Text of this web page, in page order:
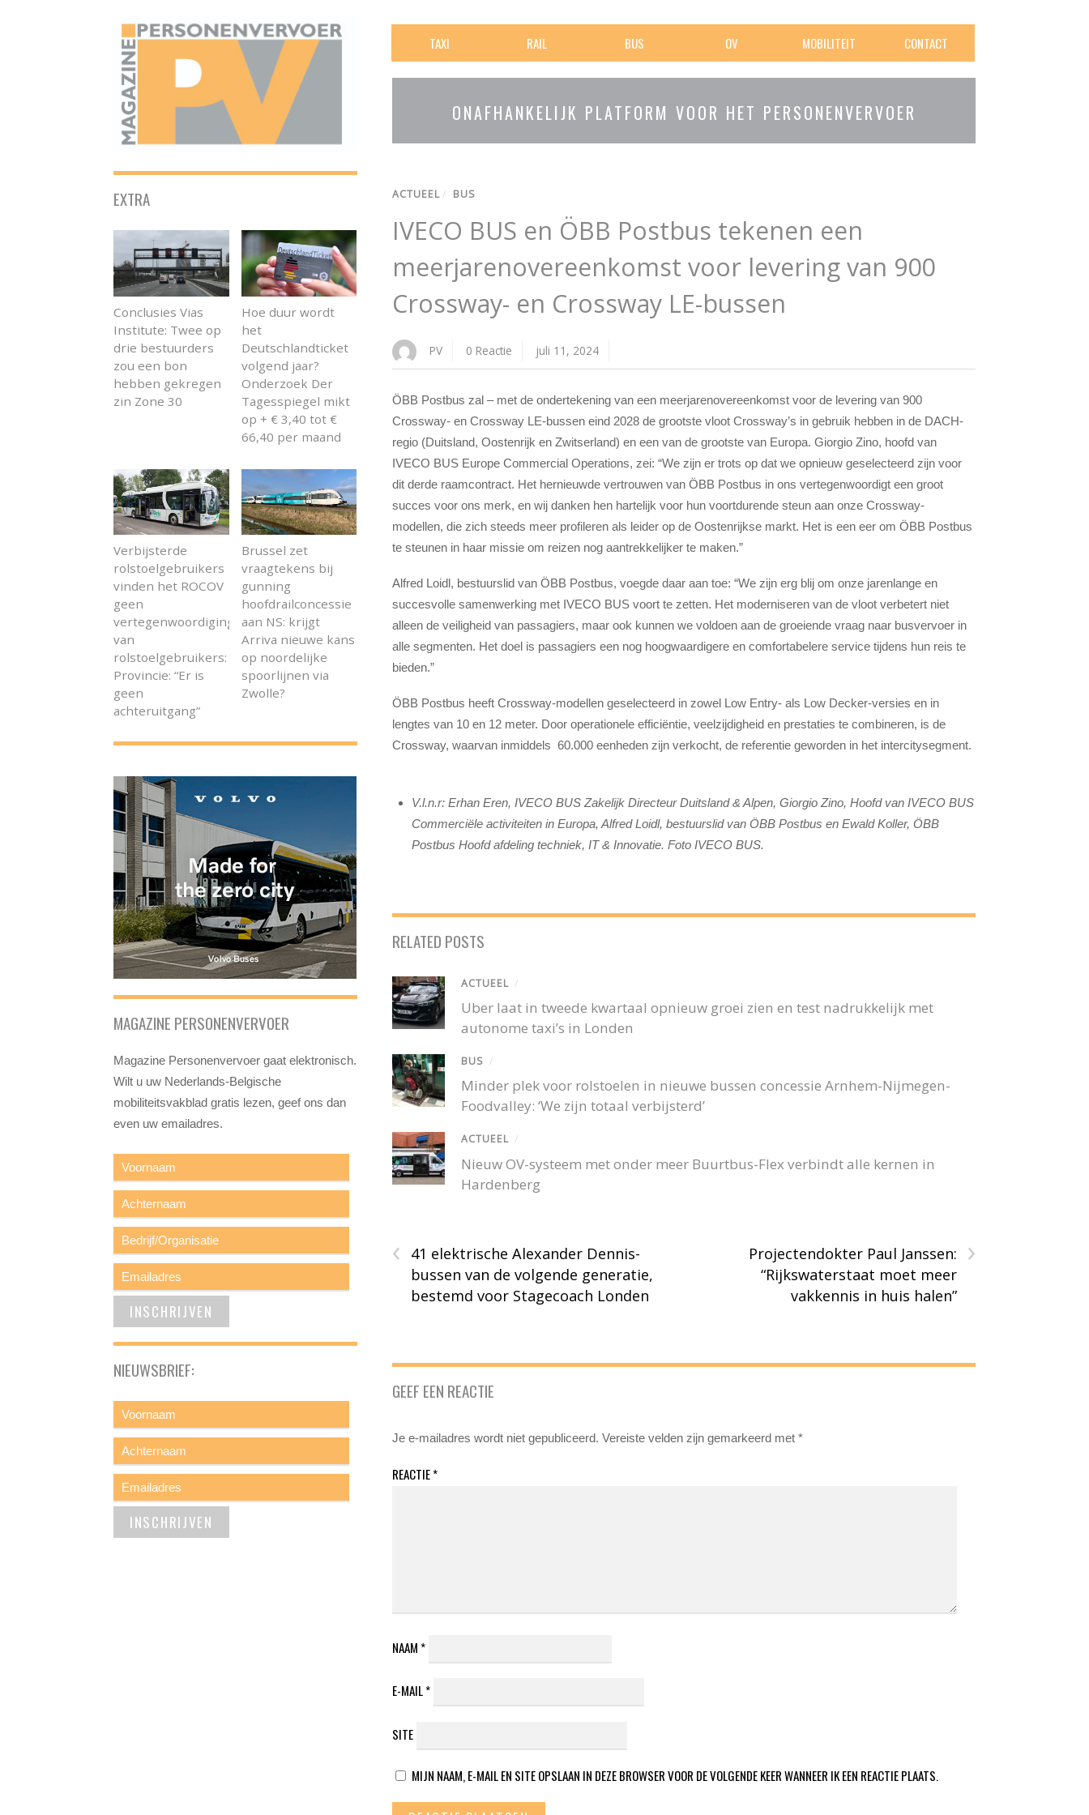
TAXI RAIL BUS OV MOBILITEIT CONTACT
ONAFHANKELIJK PLATFORM VOOR HET PERSONENVERVOER
ACTUEEL/ BUS
IVECO BUS en ÖBB Postbus tekenen een
meerjarenovereenkomst voor levering van 900
Crossway- en Crossway LE-bussen
PV 0 Reactie juli 11, 2024
ÖBB Postbus zal – met de ondertekening van een meerjarenovereenkomst voor de levering van 900
Crossway- en Crossway LE-bussen eind 2028 de grootste vloot Crossway’s in gebruik hebben in de DACH-
regio (Duitsland, Oostenrijk en Zwitserland) en een van de grootste van Europa. Giorgio Zino, hoofd van
IVECO BUS Europe Commercial Operations, zei: “We zijn er trots op dat we opnieuw geselecteerd zijn voor
dit derde raamcontract. Het hernieuwde vertrouwen van ÖBB Postbus in ons vertegenwoordigt een groot
succes voor ons merk, en wij danken hen hartelijk voor hun voortdurende steun aan onze Crossway-
modellen, die zich steeds meer profileren als leider op de Oostenrijkse markt. Het is een eer om ÖBB Postbus
te steunen in haar missie om reizen nog aantrekkelijker te maken.”
Alfred Loidl, bestuurslid van ÖBB Postbus, voegde daar aan toe: “We zijn erg blij om onze jarenlange en
succesvolle samenwerking met IVECO BUS voort te zetten. Het moderniseren van de vloot verbetert niet
alleen de veiligheid van passagiers, maar ook kunnen we voldoen aan de groeiende vraag naar busvervoer in
alle segmenten. Het doel is passagiers een nog hoogwaardigere en comfortabelere service tijdens hun reis te
bieden.”
ÖBB Postbus heeft Crossway-modellen geselecteerd in zowel Low Entry- als Low Decker-versies en in
lengtes van 10 en 12 meter. Door operationele efficiëntie, veelzijdigheid en prestaties te combineren, is de
Crossway, waarvan inmiddels 60.000 eenheden zijn verkocht, de referentie geworden in het intercitysegment.
V.l.n.r: Erhan Eren, IVECO BUS Zakelijk Directeur Duitsland & Alpen, Giorgio Zino, Hoofd van IVECO BUS
Commerciële activiteiten in Europa, Alfred Loidl, bestuurslid van ÖBB Postbus en Ewald Koller, ÖBB
Postbus Hoofd afdeling techniek, IT & Innovatie. Foto IVECO BUS.
RELATED POSTS
ACTUEEL /
Uber laat in tweede kwartaal opnieuw groei zien en test nadrukkelijk met
autonome taxi’s in Londen
BUS /
Minder plek voor rolstoelen in nieuwe bussen concessie Arnhem-Nijmegen-
Foodvalley: ‘We zijn totaal verbijsterd’
ACTUEEL /
Nieuw OV-systeem met onder meer Buurtbus-Flex verbindt alle kernen in
Hardenberg
‹
41 elektrische Alexander Dennis-
bussen van de volgende generatie,
bestemd voor Stagecoach Londen
›
Projectendokter Paul Janssen:
“Rijkswaterstaat moet meer
vakkennis in huis halen”
GEEF EEN REACTIE
Je e-mailadres wordt niet gepubliceerd. Vereiste velden zijn gemarkeerd met*
REACTIE*
NAAM *
E-MAIL*
SITE
MIJN NAAM, E-MAIL EN SITE OPSLAAN IN DEZE BROWSER VOOR DE VOLGENDE KEER WANNEER IK EEN REACTIE PLAATS.
EXTRA
Conclusies Vias
Institute: Twee op
drie bestuurders
zou een bon
hebben gekregen
zin Zone 30
Hoe duur wordt
het
Deutschlandticket
volgend jaar?
Onderzoek Der
Tagesspiegel mikt
op + € 3,40 tot €
66,40 per maand
Verbijsterde
rolstoelgebruikers
vinden het ROCOV
geen
vertegenwoordiging
van
rolstoelgebruikers:
Provincie: “Er is
geen
achteruitgang”
Brussel zet
vraagtekens bij
gunning
hoofdrailconcessie
aan NS: krijgt
Arriva nieuwe kans
op noordelijke
spoorlijnen via
Zwolle?
MAGAZINE PERSONENVERVOER
Magazine Personenvervoer gaat elektronisch.
Wilt u uw Nederlands-Belgische
mobiliteitsvakblad gratis lezen, geef ons dan
even uw emailadres.
NIEUWSBRIEF: